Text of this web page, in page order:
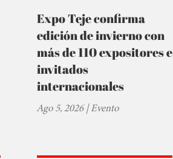
Expo Teje confirma
edición de invierno con
más de 110 expositores e
invitados
internacionales
Ago 5, 2026|Evento